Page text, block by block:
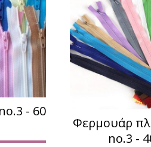
- 60
Φερμουάρ
no.3 -